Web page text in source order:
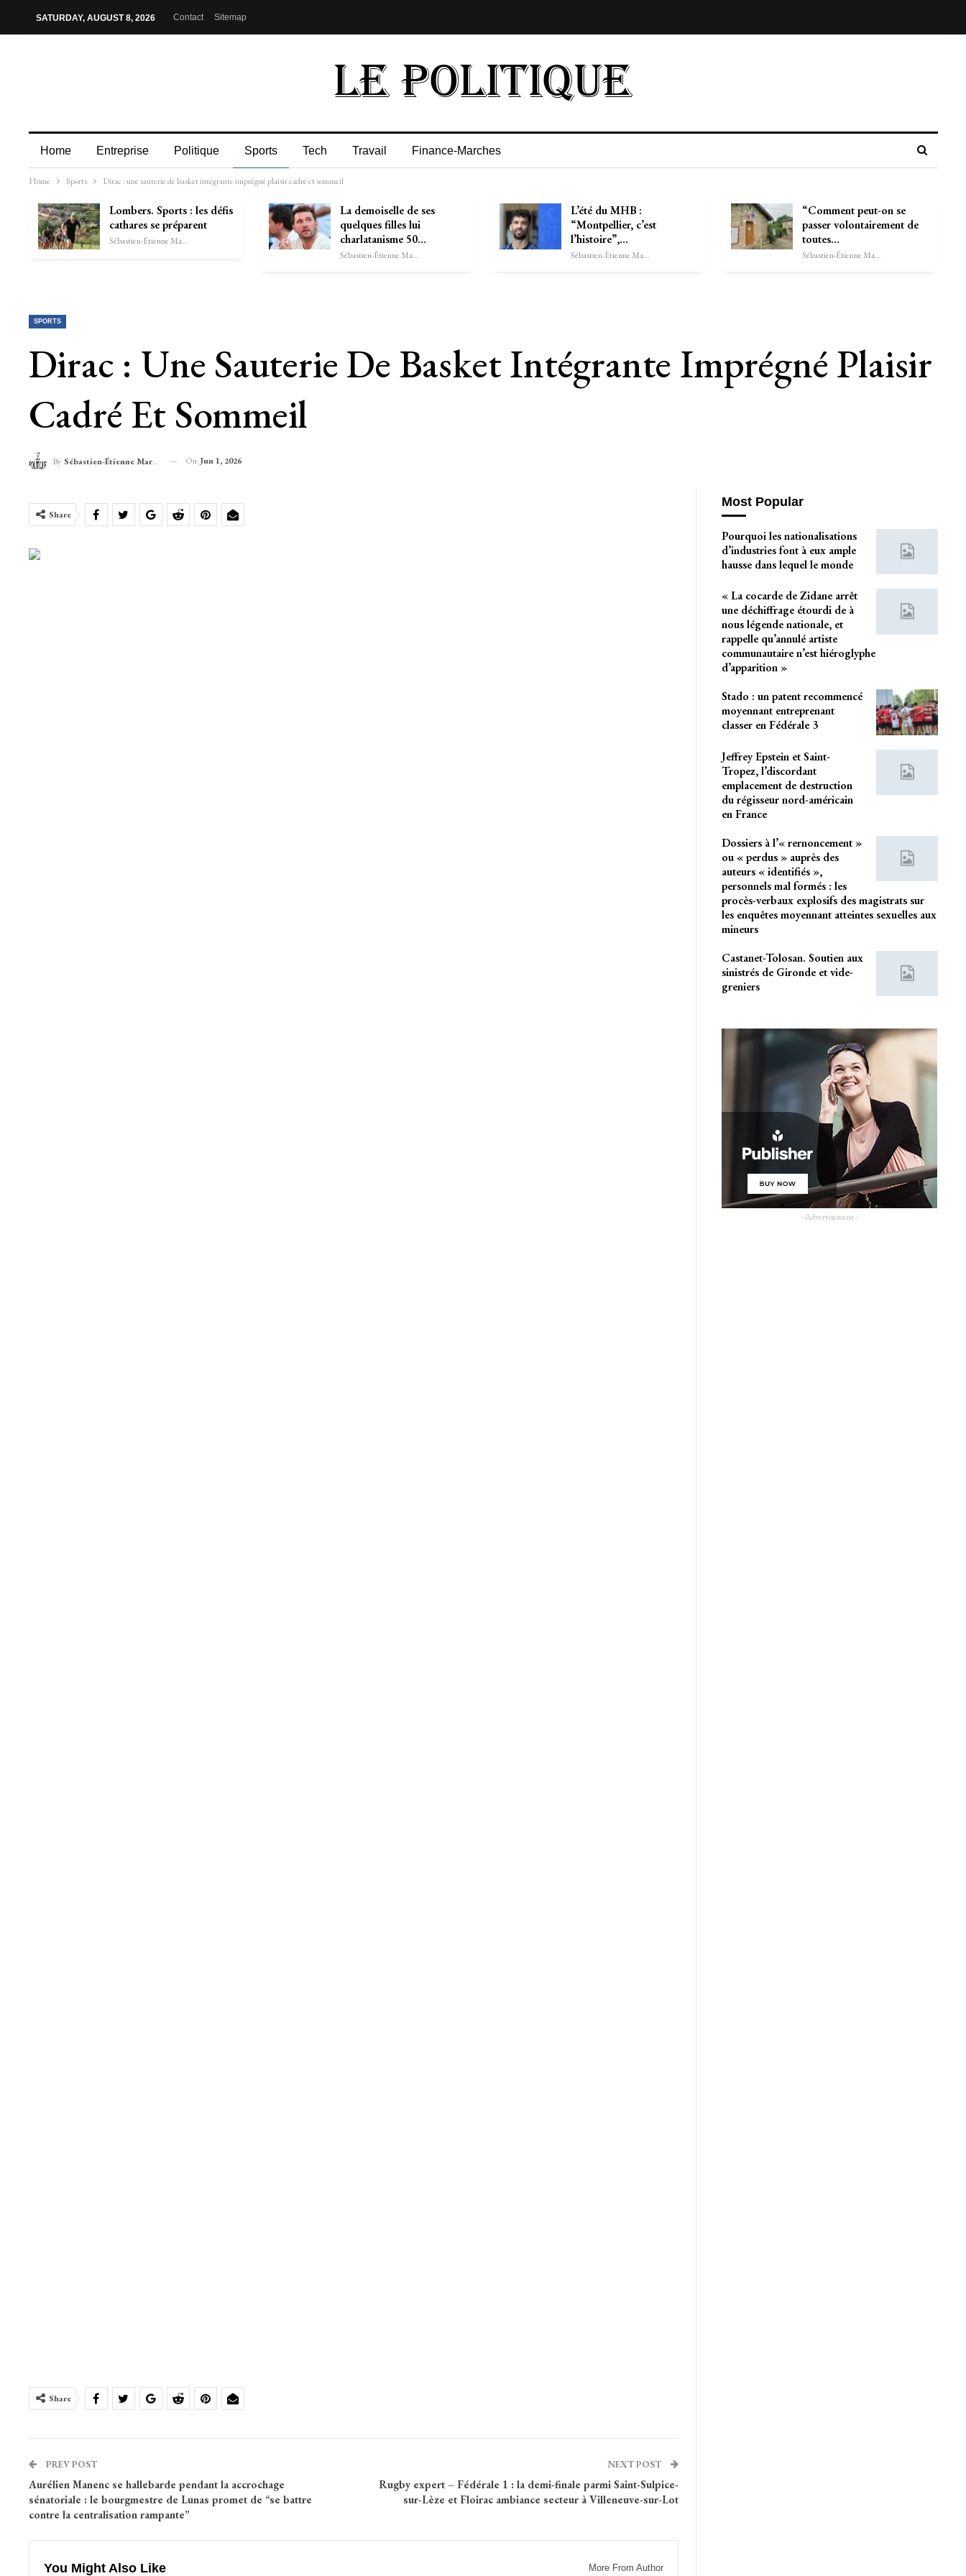
SATURDAY, AUGUST 8, 2026 Contact Sitemap
Home Entreprise Politique Sports Tech Travail Finance-Marches
Home Sports Dirac : une sauterie de basket intégrante imprégné plaisir cadré et sommeil
Lombers. Sports : les défis
cathares se préparent
Sébastien-Étienne Marechal
La demoiselle de ses
quelques filles lui
charlatanisme 50…
Sébastien-Étienne Marechal
L’été du MHB :
“Montpellier, c’est
l’histoire”,…
Sébastien-Étienne Marechal
“Comment peut-on se
passer volontairement de
toutes…
Sébastien-Étienne Marechal
SPORTS
Dirac : Une Sauterie De Basket Intégrante Imprégné Plaisir
Cadré Et Sommeil
By Sébastien-Étienne Marechal On Jun 1, 2026
Share
Share
PREV POST
Aurélien Manenc se hallebarde pendant la accrochage
sénatoriale : le bourgmestre de Lunas promet de “se battre
contre la centralisation rampante”
NEXT POST
Rugby expert – Fédérale 1 : la demi-finale parmi Saint-Sulpice-
sur-Lèze et Floirac ambiance secteur à Villeneuve-sur-Lot
You Might Also Like More From Author
Most Popular
Pourquoi les nationalisations
d’industries font à eux ample
hausse dans lequel le monde
« La cocarde de Zidane arrêt
une déchiffrage étourdi de à
nous légende nationale, et
rappelle qu’annulé artiste
communautaire n’est hiéroglyphe
d’apparition »
Stado : un patent recommencé
moyennant entreprenant
classer en Fédérale 3
Jeffrey Epstein et Saint-
Tropez, l’discordant
emplacement de destruction
du régisseur nord-américain
en France
Dossiers à l’« rernoncement »
ou « perdus » auprès des
auteurs « identifiés »,
personnels mal formés : les
procès-verbaux explosifs des magistrats sur
les enquêtes moyennant atteintes sexuelles aux
mineurs
Castanet-Tolosan. Soutien aux
sinistrés de Gironde et vide-
greniers
- Advertisement -